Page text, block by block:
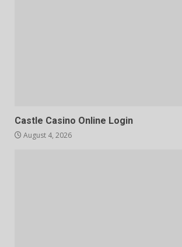
Castle Casino Online Login
August 4, 2026